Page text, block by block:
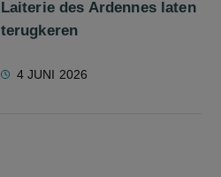
Laiterie des Ardennes laten
terugkeren
4 JUNI 2026